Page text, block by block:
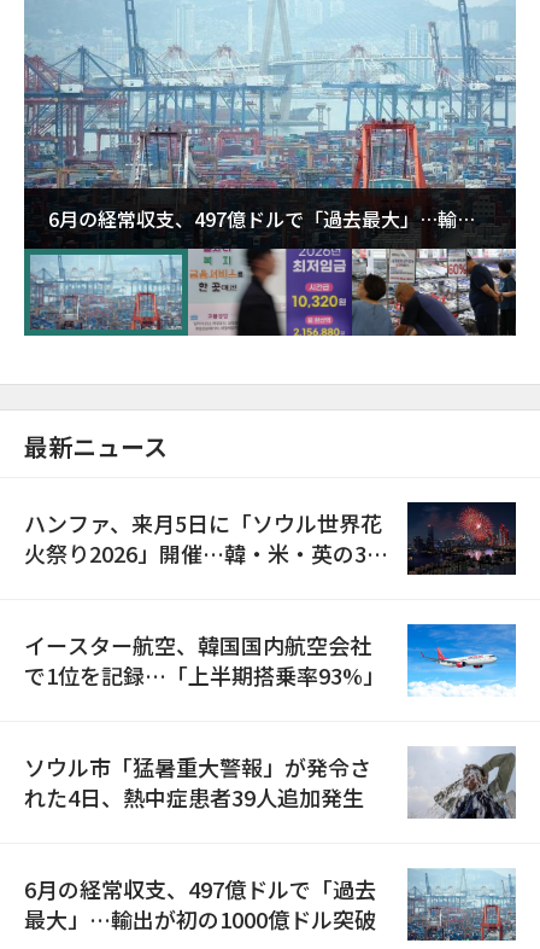
6月の経常収支、497億ドルで「過去最大」…輸出
が初の1000億ドル突破
最新ニュース
ハンファ、来月5日に「ソウル世界花
火祭り2026」開催…韓・米・英の3カ
イースター航空、韓国国内航空会社
で1位を記録…「上半期搭乗率93%」
ソウル市「猛暑重大警報」が発令さ
れた4日、熱中症患者39人追加発生
6月の経常収支、497億ドルで「過去
最大」…輸出が初の1000億ドル突破